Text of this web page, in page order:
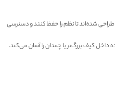
شده‌اند تا نظم را حفظ کنند و دسترسی
کیف بزرگ‌تر یا چمدان را آسان می‌کند.